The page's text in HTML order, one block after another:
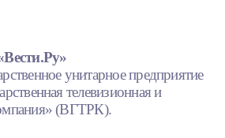
унитарное предприятие
телевизионная и
(ВГТРК).